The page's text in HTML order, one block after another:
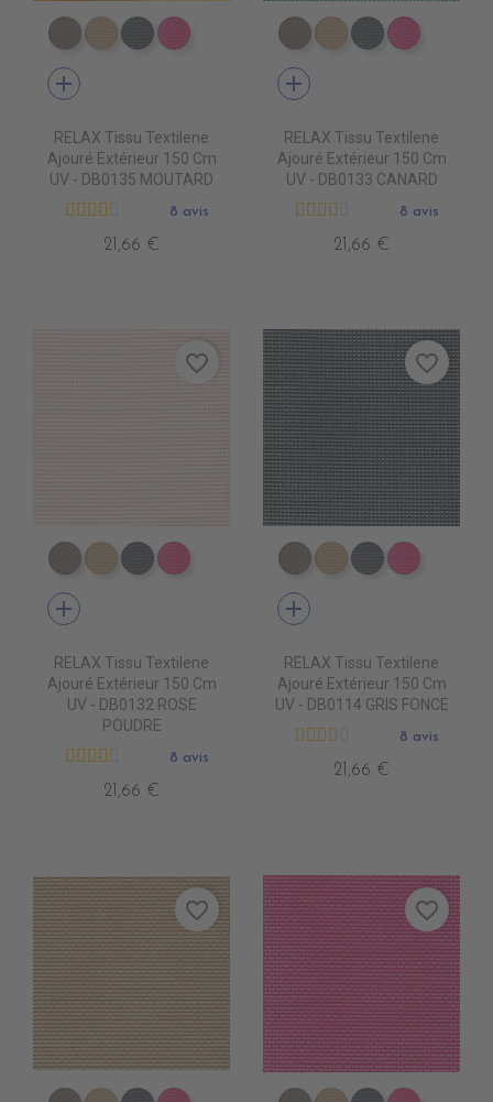
DB0104 TAUPE
DB0113 BEIGE
DB0114 GRIS FONCE
DB0112 FUSHIA
add
RELAX Tissu Textilene
Ajouré Extérieur 150 Cm
UV - DB0135 MOUTARD
8 avis
21,66 €
DB0104 TAUPE
DB0113 BEIGE
DB0114 GRIS
DB0112
add
RELAX Tissu Textilene
Ajouré Extérieur 150 Cm
UV - DB0133 CANARD
8 avis
21,66 €
DB0104 TAUPE
DB0113 BEIGE
DB0114 GRIS FONCE
DB0112 FUSHIA
add
RELAX Tissu Textilene
Ajouré Extérieur 150 Cm
UV - DB0132 ROSE
POUDRE
8 avis
21,66 €
favorite_border
DB0104 TAUPE
DB0113 BEIGE
DB0114 GRIS
DB0112
add
RELAX Tissu Textilene
Ajouré Extérieur 150 Cm
UV - DB0114 GRIS FONCE
8 avis
21,66 €
favorite_border
favorite_border favorite_border